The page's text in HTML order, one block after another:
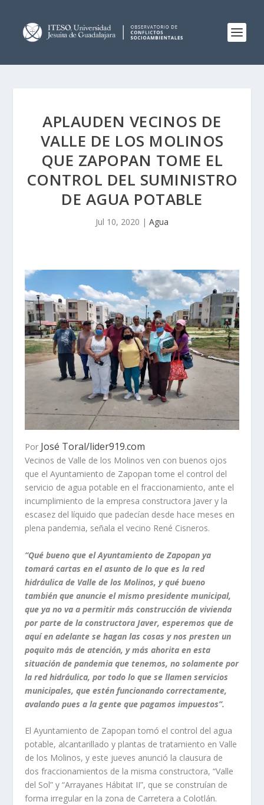
APLAUDEN VECINOS DE
VALLE DE LOS MOLINOS
QUE ZAPOPAN TOME EL
CONTROL DEL SUMINISTRO
DE AGUA POTABLE
Jul 10, 2020 | Agua
Por José Toral/lider919.com
Vecinos de Valle de los Molinos ven con buenos ojos
que el Ayuntamiento de Zapopan tome el control del
servicio de agua potable en el fraccionamiento, ante el
incumplimiento de la empresa constructora Javer y la
escasez del líquido que padecían desde hace meses en
plena pandemia, señala el vecino René Cisneros.
“Qué bueno que el Ayuntamiento de Zapopan ya
tomará cartas en el asunto de lo que es la red
hidráulica de Valle de los Molinos, y qué bueno
también que anuncie el mismo presidente municipal,
que ya no va a permitir más construcción de vivienda
por parte de la constructora Javer, esperemos que de
aquí en adelante se hagan las cosas y nos presten un
poquito más de atención, y más ahorita en esta
situación de pandemia que tenemos, no solamente por
la red hidráulica, por todo lo que se llamen servicios
municipales, que estén funcionando correctamente,
avalando pues a la gente que pagamos impuestos”.
El Ayuntamiento de Zapopan tomó el control del agua
potable, alcantarillado y plantas de tratamiento en Valle
de los Molinos, y este jueves anunció la clausura de
dos fraccionamientos de la misma constructora, “Valle
del Sol” y “Arrayanes Hábitat II”, que se construían de
forma irregular en la zona de Carretera a Colotlán.